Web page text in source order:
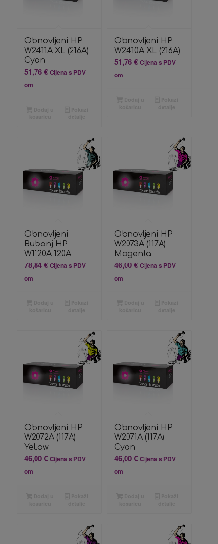
Obnovljeni HP
W2411A XL (216A)
Cyan
51,76€ Cijena s PDV
om
Obnovljeni HP
W2410A XL (216A)
51,76€ Cijena s PDV
om
Obnovljeni
Bubanj HP
W1120A 120A
78,84€ Cijena s PDV
om
Obnovljeni HP
W2073A (117A)
Magenta
46,00€ Cijena s PDV
om
Obnovljeni HP
W2072A (117A)
Yellow
46,00€ Cijena s PDV
om
Obnovljeni HP
W2071A (117A)
Cyan
46,00€ Cijena s PDV
om